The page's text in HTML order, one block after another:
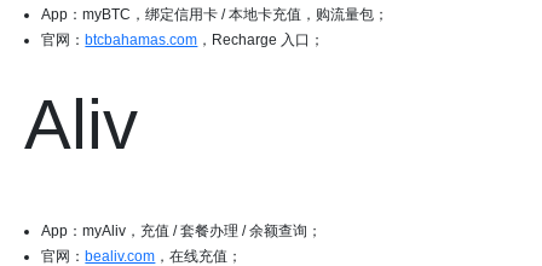
App：myBTC，绑定信用卡 / 本地卡充值，购流量包；
官网： btcbahamas.com ，Recharge 入口；
Aliv
App：myAliv，充值 / 套餐办理 / 余额查询；
官网： bealiv.com ，在线充值；